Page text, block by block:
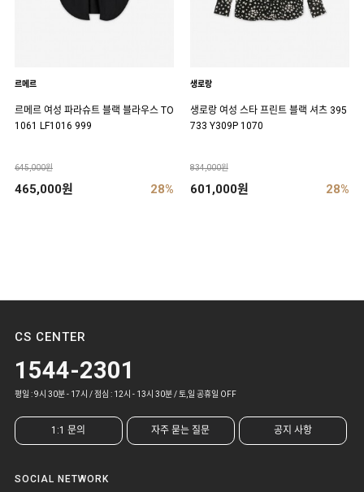
르메르
르메르 여성 파라슈트 블랙 블라우스 TO
1061 LF1016 999
645,000원
465,000원 28%
생로랑
생로랑 여성 스타 프린트 블랙 셔츠 395
733 Y309P 1070
834,000원
601,000원 28%
CS CENTER
1544-2301
평일 : 9시 30분 - 17시 / 점심 : 12시 - 13시 30분 / 토,일 공휴일 OFF
1:1 문의 자주 묻는 질문 공지 사항
SOCIAL NETWORK